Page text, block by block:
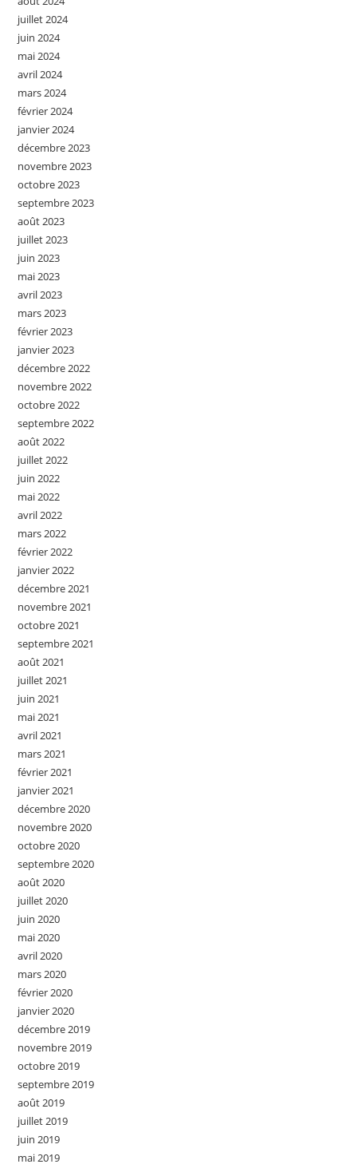
juillet 2024
juin 2024
mai 2024
avril 2024
mars 2024
février 2024
janvier 2024
décembre 2023
novembre 2023
octobre 2023
septembre 2023
août 2023
juillet 2023
juin 2023
mai 2023
avril 2023
mars 2023
février 2023
janvier 2023
décembre 2022
novembre 2022
octobre 2022
septembre 2022
août 2022
juillet 2022
juin 2022
mai 2022
avril 2022
mars 2022
février 2022
janvier 2022
décembre 2021
novembre 2021
octobre 2021
septembre 2021
août 2021
juillet 2021
juin 2021
mai 2021
avril 2021
mars 2021
février 2021
janvier 2021
décembre 2020
novembre 2020
octobre 2020
septembre 2020
août 2020
juillet 2020
juin 2020
mai 2020
avril 2020
mars 2020
février 2020
janvier 2020
décembre 2019
novembre 2019
octobre 2019
septembre 2019
août 2019
juillet 2019
juin 2019
mai 2019